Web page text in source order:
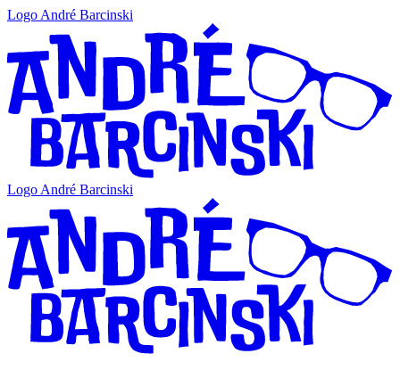
Logo André Barcinski
Logo André Barcinski